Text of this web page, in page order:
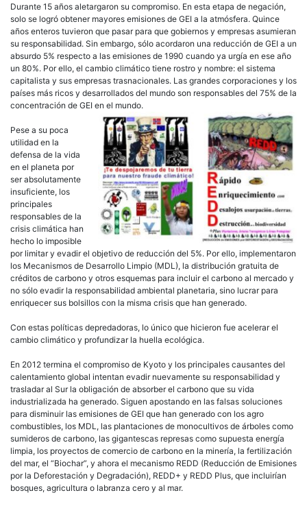
Durante 15 años aletargaron su compromiso. En esta etapa de negación,
solo se logró obtener mayores emisiones de GEI a la atmósfera. Quince
años enteros tuvieron que pasar para que gobiernos y empresas asumieran
su responsabilidad. Sin embargo, sólo acordaron una reducción de GEI a un
absurdo 5% respecto a las emisiones de 1990 cuando ya urgía en ese año
un 80%. Por ello, el cambio climático tiene rostro y nombre: el sistema
capitalista y sus empresas trasnacionales. Las grandes corporaciones y los
países más ricos y desarrollados del mundo son responsables del 75% de la
concentración de GEI en el mundo.
Pese a su poca
utilidad en la
defensa de la vida
en el planeta por
ser absolutamente
insuficiente, los
principales
responsables de la
crisis climática han
hecho lo imposible
por limitar y evadir el objetivo de reducción del 5%. Por ello, implementaron
los Mecanismos de Desarrollo Limpio (MDL), la distribución gratuita de
créditos de carbono y otros esquemas para incluir el carbono al mercado y
no sólo evadir la responsabilidad ambiental planetaria, sino lucrar para
enriquecer sus bolsillos con la misma crisis que han generado.
Con estas políticas depredadoras, lo único que hicieron fue acelerar el
cambio climático y profundizar la huella ecológica.
En 2012 termina el compromiso de Kyoto y los principales causantes del
calentamiento global intentan evadir nuevamente su responsabilidad y
trasladar al Sur la obligación de absorber el carbono que su vida
industrializada ha generado. Siguen apostando en las falsas soluciones
para disminuir las emisiones de GEI que han generado con los agro
combustibles, los MDL, las plantaciones de monocultivos de árboles como
sumideros de carbono, las gigantescas represas como supuesta energía
limpia, los proyectos de comercio de carbono en la minería, la fertilización
del mar, el “Biochar”, y ahora el mecanismo REDD (Reducción de Emisiones
por la Deforestación y Degradación), REDD+ y REDD Plus, que incluirían
bosques, agricultura o labranza cero y al mar.